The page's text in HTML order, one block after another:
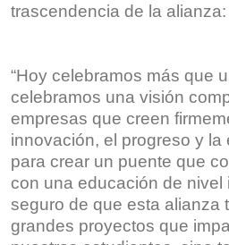
trascendencia de la alianza:
“Hoy celebramos más que
celebramos una visión
empresas que creen
innovación, el progreso y
para crear un puente que
con una educación de nivel
seguro de que esta alianza
grandes proyectos que